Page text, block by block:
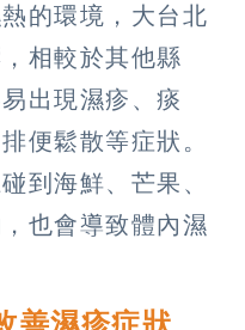
的環境，大台北
相較於其他縣
出現濕疹、痰
便鬆散等症狀。
到海鮮、芒果、
也會導致體內濕
善濕疹症狀